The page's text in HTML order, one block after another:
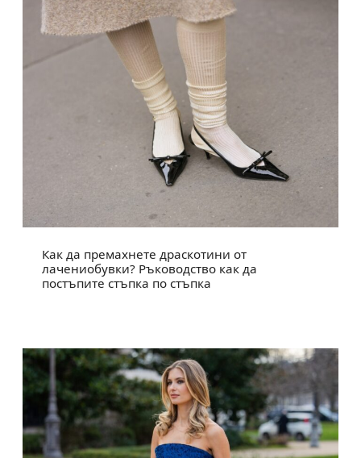
Как да премахнете драскотини от
лачениобувки? Ръководство как да
постъпите стъпка по стъпка